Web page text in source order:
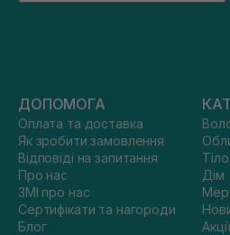
ДОПОМОГА
Оплата та доставка
Як зробити замовлення
Відповіді на запитання
Про нас
ЗМІ про нас
Сертифікати та нагороди
Блог
Тіло
Дім